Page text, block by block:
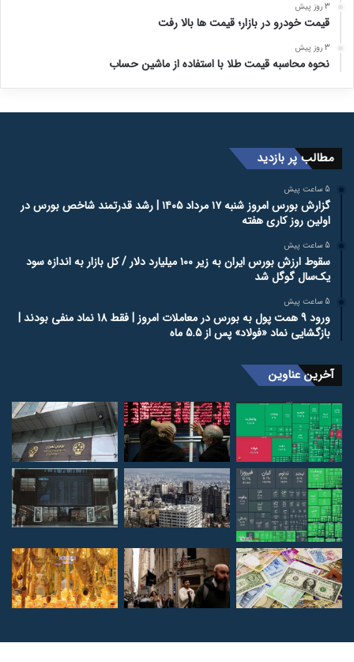
3 روز پیش
قیمت خودرو در بازار؛ قیمت ها بالا رفت
3 روز پیش
نحوه محاسبه قیمت طلا با استفاده از ماشین حساب
مطالب پر بازدید
5 ساعت پیش
گزارش بورس امروز شنبه ۱۷ مرداد ۱۴۰۵ | رشد قدرتمند شاخص بورس در
اولین روز کاری هفته
5 ساعت پیش
سقوط ارزش بورس ایران به زیر ۱۰۰ میلیارد دلار / کل بازار به اندازه سود
یک‌سال گوگل شد
5 ساعت پیش
ورود 9 همت پول به بورس در معاملات امروز | فقط 18 نماد منفی بودند |
بازگشایی نماد «فولاد» پس از 5.5 ماه
آخرین عناوین